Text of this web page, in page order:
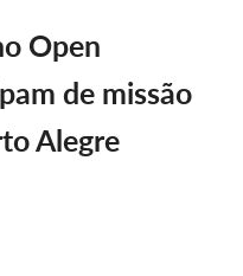
Open
de missão
Alegre